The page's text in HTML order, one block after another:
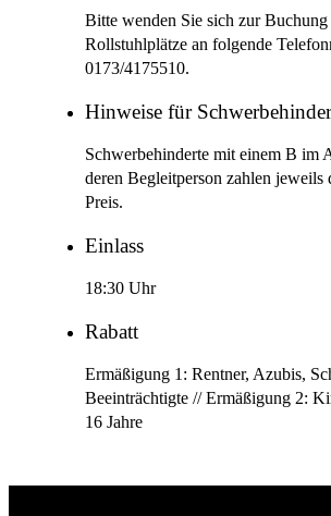
Bitte wenden Sie sich zur Buchung
Rollstuhlplätze an folgende
0173/4175510.
Hinweise für
Schwerbehinderte mit einem B im
deren Begleitperson zahlen jeweils
Preis.
Einlass
18:30 Uhr
Rabatt
Ermäßigung 1: Rentner, Azubis,
Beeinträchtigte // Ermäßigung 2:
16 Jahre